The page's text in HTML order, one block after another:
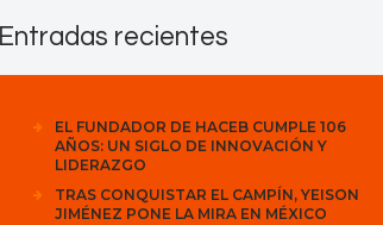
Entradas recientes
EL FUNDADOR DE HACEB CUMPLE 106
AÑOS: UN SIGLO DE INNOVACIÓN Y
LIDERAZGO
TRAS CONQUISTAR EL CAMPÍN, YEISON
JIMÉNEZ PONE LA MIRA EN MÉXICO